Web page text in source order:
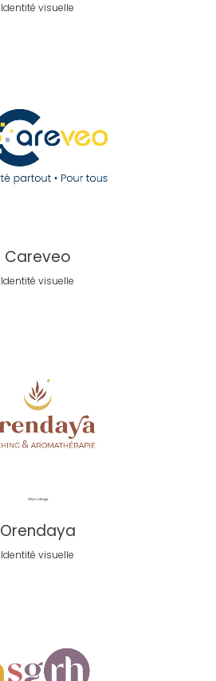
Identité visuelle
Careveo
Identité visuelle
Orendaya
Identité visuelle